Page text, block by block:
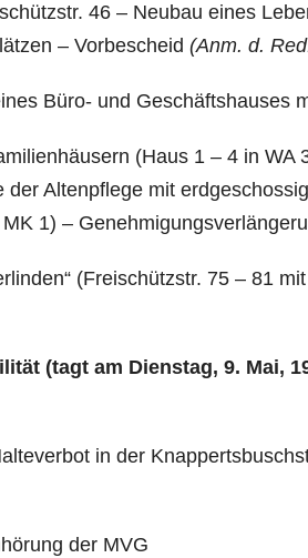
46 – Neubau eines
– Vorbescheid (Anm. d.
Büro- und Geschäftshauses
(Haus 1 – 4 in WA
Altenpflege mit
1) –
(Freischützstr. 75 – 81
(tagt am Dienstag, 9. Mai,
in der
der MVG